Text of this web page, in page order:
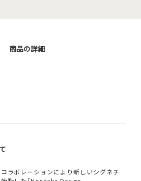
商品の詳細
ラボレーションにより新しいシグネチ